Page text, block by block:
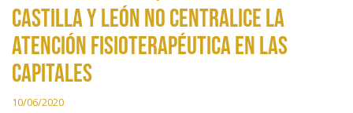
Castilla y León no centralice la
atención fisioterapéutica en las
capitales
10/06/2020